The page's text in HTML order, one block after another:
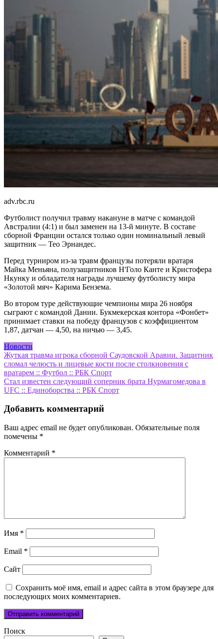
adv.rbc.ru
Футболист получил травму накануне в матче с командой
Австралии (4:1) и был заменен на 13-й минуте. В составе
сборной Франции остался только один номинальный левый
защитник — Тео Эрнандес.
Перед турниром из-за травм французы потеряли вратаря
Майка Меньяна, полузащитников Н'Голо Канте и Кристофера
Нкунку и обладателя награды лучшему футболисту мира
«Золотой мяч» Карима Бензема.
Во втором туре действующие чемпионы мира 26 ноября
сыграют с командой Дании. Букмекерская контора «Фонбет»
принимает ставки на победу французов с коэффициентом
1,87, датчан — 4,50, на ничью — 3,45.
Новости
Навигация
по
записям
Жуткая травма игрока сборной Саудовской Аравии. Защитник
сломал челюсть и лицевые кости после столкновения с
вратарем :: Футбол :: РБК Спорт
Стал известен следующий соперник брата Нурмагомедова в
UFC :: Единоборства :: РБК Спорт
Добавить комментарий
Ваш адрес email не будет опубликован. Обязательные поля
помечены *
Комментарий *
Имя *
Email *
Сайт
Сохранить моё имя, email и адрес сайта в этом браузере для
последующих моих комментариев.
Поиск